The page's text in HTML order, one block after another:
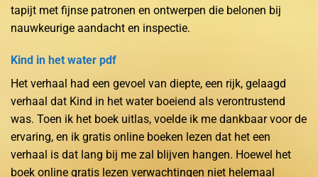
tapijt met fijnse patronen en ontwerpen die belonen bij
nauwkeurige aandacht en inspectie.
Kind in het water pdf
Het verhaal had een gevoel van diepte, een rijk, gelaagd
verhaal dat Kind in het water boeiend als verontrustend
was. Toen ik het boek uitlas, voelde ik me dankbaar voor de
ervaring, en ik gratis online boeken lezen dat het een
verhaal is dat lang bij me zal blijven hangen. Hoewel het
boek online gratis lezen verwachtingen niet helemaal